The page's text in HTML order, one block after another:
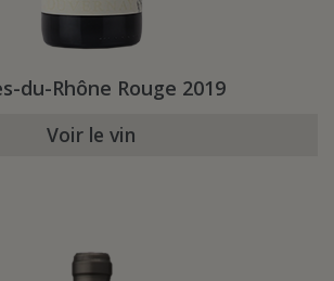
du-Rhône Rouge 2019
Voir le vin